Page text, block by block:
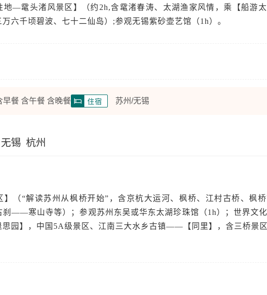
地—鼋头渚风景区】（约2h,含鼋渚春涛、太湖渔家风情，乘【船游
六千顷碧波、七十二仙岛）;参观无锡紫砂壶艺馆（1h）。
早餐 含午餐 含晚餐 住宿 苏州/无锡
无锡 杭州
】（“解读苏州从枫桥开始”，含京杭大运河、枫桥、江村古桥、枫
刹——寒山寺等）；参观苏州东吴或华东太湖珍珠馆（1h）；世界文
思园】，中国5A级景区、江南三大水乡古镇——【同里】，含三桥景